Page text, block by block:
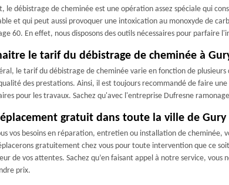
le débistrage de cheminée est une opération assez spéciale qui
et qui peut aussi provoquer une intoxication au monoxyde de
60. En effet, nous disposons des outils nécessaires pour
le tarif du débistrage de cheminée à
le tarif du débistrage de cheminée varie en fonction de
des prestations. Ainsi, il est toujours recommandé de faire
pour les travaux. Sachez qu'avec l'entreprise Dufresne
gratuit dans toute la ville de Gury
vos besoins en réparation, entretien ou installation de cheminée,
gratuitement chez vous pour toute intervention que ce
de vos attentes. Sachez qu’en faisant appel à notre service,
prix.